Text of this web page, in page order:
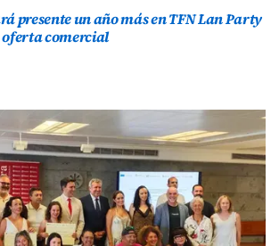
presente un año más en TFN Lan Party
comercial